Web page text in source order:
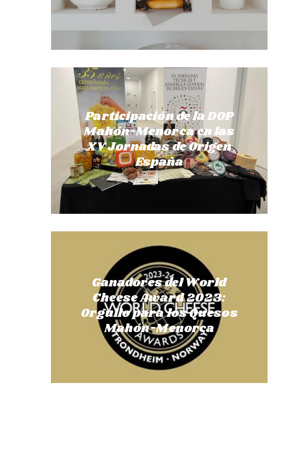
Participación de la DOP
Mahón-Menorca en las
XV Jornadas de Origen
España
Ganadores del World
Cheese Award 2023:
Orgullo para los Quesos
Mahón-Menorca